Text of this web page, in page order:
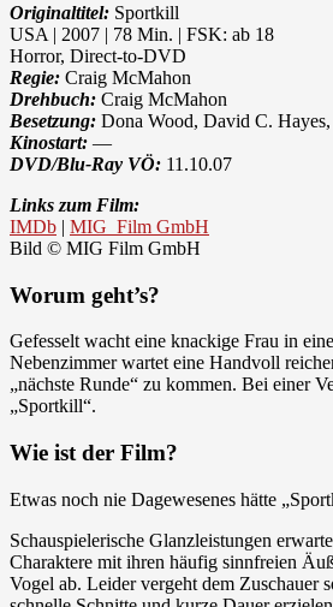
Originaltitel: Sportkill
USA | 2007 | 78 Min. | FSK: ab 18
Horror, Direct-to-DVD
Regie: Craig McMahon
Drehbuch: Craig McMahon
Besetzung: Dona Wood, David C. Hayes,
Kinostart: —
DVD/Blu-Ray VÖ: 11.10.07
Links zum Film:
IMDb | MIG Film GmbH
Bild © MIG Film GmbH
Worum geht’s?
Gefesselt wacht eine knackige Frau in
Nebenzimmer wartet eine Handvoll
„nächste Runde“ zu kommen. Bei einer
„Sportkill“.
Wie ist der Film?
Etwas noch nie Dagewesenes hätte
Schauspielerische Glanzleistungen
Charaktere mit ihren häufig sinnfreien
Vogel ab. Leider vergeht dem Zuschauer